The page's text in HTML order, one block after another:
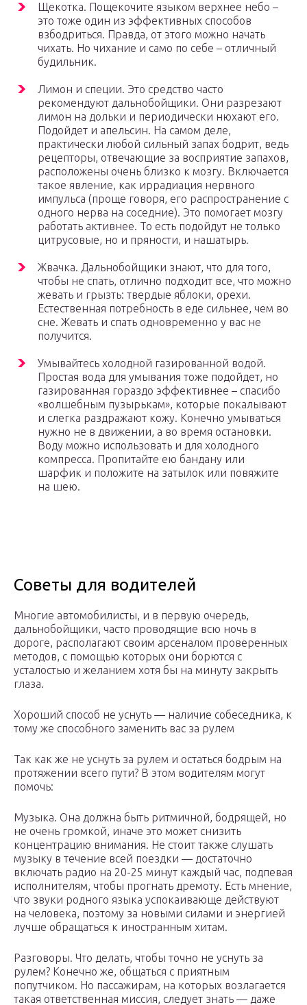
Щекотка. Пощекочите языком верхнее небо –
это тоже один из эффективных способов
взбодриться. Правда, от этого можно начать
чихать. Но чихание и само по себе – отличный
будильник.
Лимон и специи. Это средство часто
рекомендуют дальнобойщики. Они разрезают
лимон на дольки и периодически нюхают его.
Подойдет и апельсин. На самом деле,
практически любой сильный запах бодрит, ведь
рецепторы, отвечающие за восприятие запахов,
расположены очень близко к мозгу. Включается
такое явление, как иррадиация нервного
импульса (проще говоря, его распространение с
одного нерва на соседние). Это помогает мозгу
работать активнее. То есть подойдут не только
цитрусовые, но и пряности, и нашатырь.
Жвачка. Дальнобойщики знают, что для того,
чтобы не спать, отлично подходит все, что можно
жевать и грызть: твердые яблоки, орехи.
Естественная потребность в еде сильнее, чем во
сне. Жевать и спать одновременно у вас не
получится.
Умывайтесь холодной газированной водой.
Простая вода для умывания тоже подойдет, но
газированная гораздо эффективнее – спасибо
«волшебным пузырькам», которые покалывают
и слегка раздражают кожу. Конечно умываться
нужно не в движении, а во время остановки.
Воду можно использовать и для холодного
компресса. Пропитайте ею бандану или
шарфик и положите на затылок или повяжите
на шею.
Советы для водителей
Многие автомобилисты, и в первую очередь,
дальнобойщики, часто проводящие всю ночь в
дороге, располагают своим арсеналом проверенных
методов, с помощью которых они борются с
усталостью и желанием хотя бы на минуту закрыть
глаза.
Хороший способ не уснуть — наличие собеседника, к
тому же способного заменить вас за рулем
Так как же не уснуть за рулем и остаться бодрым на
протяжении всего пути? В этом водителям могут
помочь:
Музыка. Она должна быть ритмичной, бодрящей, но
не очень громкой, иначе это может снизить
концентрацию внимания. Не стоит также слушать
музыку в течение всей поездки — достаточно
включать радио на 20-25 минут каждый час, подпевая
исполнителям, чтобы прогнать дремоту. Есть мнение,
что звуки родного языка успокаивающе действуют
на человека, поэтому за новыми силами и энергией
лучше обращаться к иностранным хитам.
Разговоры. Что делать, чтобы точно не уснуть за
рулем? Конечно же, общаться с приятным
попутчиком. Но пассажирам, на которых возлагается
такая ответственная миссия, следует знать — даже